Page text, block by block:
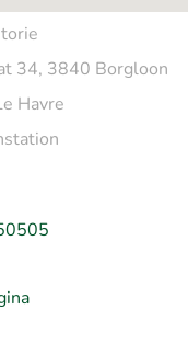
34, 3840 Borgloon
Havre